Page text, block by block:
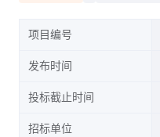
项目编号
发布时间
投标截止时间
招标单位